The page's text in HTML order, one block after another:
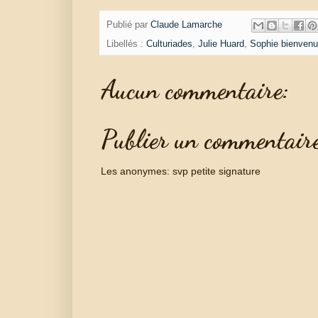
Publié par Claude Lamarche
Libellés : Culturiades, Julie Huard, Sophie bienvenu
Aucun commentaire:
Publier un
Les anonymes: svp petite signature